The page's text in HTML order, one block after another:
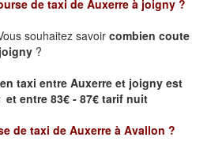
de taxi de Auxerre à joigny ?
souhaitez savoir combien coute
?
taxi entre Auxerre et joigny est
entre 83€ - 87€ tarif nuit
de taxi de Auxerre à Avallon ?